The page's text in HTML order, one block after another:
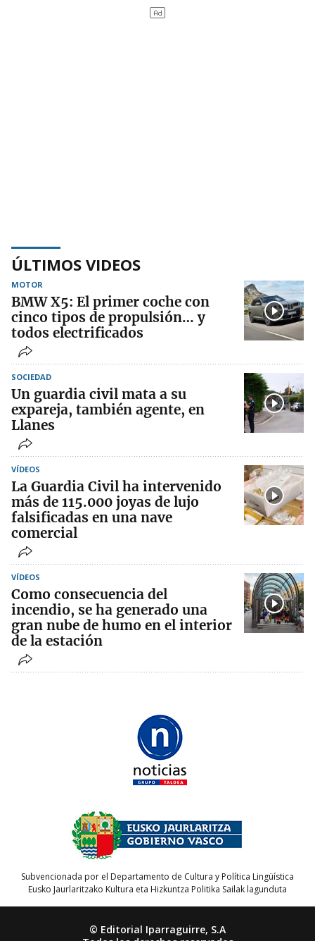
ÚLTIMOS VIDEOS
MOTOR
BMW X5: El primer coche con
cinco tipos de propulsión… y
todos electrificados
SOCIEDAD
Un guardia civil mata a su
expareja, también agente, en
Llanes
VÍDEOS
La Guardia Civil ha intervenido
más de 115.000 joyas de lujo
falsificadas en una nave
comercial
VÍDEOS
Como consecuencia del
incendio, se ha generado una
gran nube de humo en el interior
de la estación
Subvencionada por el Departamento de Cultura y Política Lingüística
Eusko Jaurlaritzako Kultura eta Hizkuntza Politika Sailak lagunduta
© Editorial Iparraguirre, S.A